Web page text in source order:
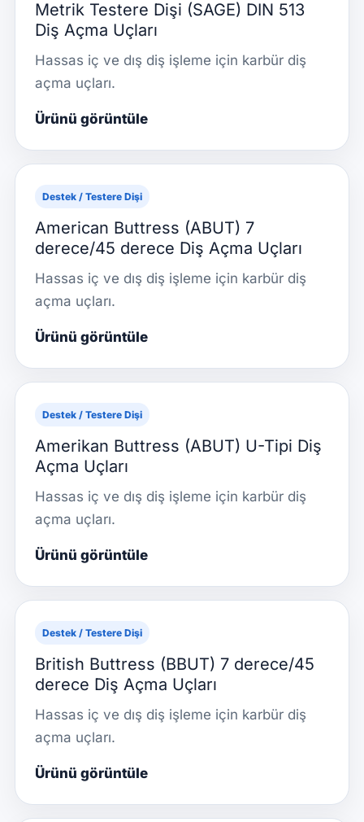
Metrik Testere Dişi (SAGE) DIN 513
Diş Açma Uçları
Hassas iç ve dış diş işleme için karbür diş
açma uçları.
Ürünü görüntüle
Destek / Testere Dişi
American Buttress (ABUT) 7
derece/45 derece Diş Açma Uçları
Hassas iç ve dış diş işleme için karbür diş
açma uçları.
Ürünü görüntüle
Destek / Testere Dişi
Amerikan Buttress (ABUT) U-Tipi Diş
Açma Uçları
Hassas iç ve dış diş işleme için karbür diş
açma uçları.
Ürünü görüntüle
Destek / Testere Dişi
British Buttress (BBUT) 7 derece/45
derece Diş Açma Uçları
Hassas iç ve dış diş işleme için karbür diş
açma uçları.
Ürünü görüntüle